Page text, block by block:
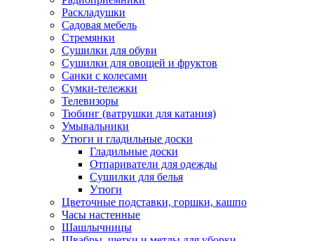
Раскладушки
Садовая мебель
Стремянки
Сушилки для обуви
Сушилки для овощей и фруктов
Санки с колесами
Сумки-тележки
Телевизоры
Тюбинг (ватрушки для катания)
Умывальники
Утюги и гладильные доски
Гладильные доски
Отпариватели для одежды
Сушилки для белья
Утюги
Цветочные подставки, горшки, кашпо
Часы настенные
Шашлычницы